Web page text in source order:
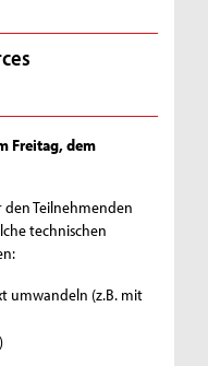
Freitag, dem
den Teilnehmenden
technischen
umwandeln (z.B. mit